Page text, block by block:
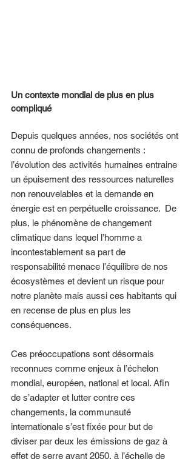
Un contexte mondial de plus en plus
compliqué
Depuis quelques années, nos sociétés ont
connu de profonds changements :
l’évolution des activités humaines entraine
un épuisement des ressources naturelles
non renouvelables et la demande en
énergie est en perpétuelle croissance.  De
plus, le phénomène de changement
climatique dans lequel l’homme a
incontestablement sa part de
responsabilité menace l’équilibre de nos
écosystèmes et devient un risque pour
notre planète mais aussi ces habitants qui
en recense de plus en plus les
conséquences.
Ces préoccupations sont désormais
reconnues comme enjeux à l’échelon
mondial, européen, national et local. Afin
de s’adapter et lutter contre ces
changements, la communauté
internationale s’est fixée pour but de
diviser par deux les émissions de gaz à
effet de serre avant 2050, à l’échelle de